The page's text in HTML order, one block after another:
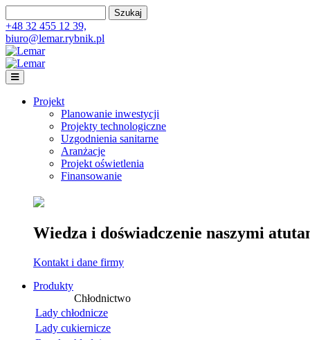
Formularz wyszukiwania
+48 32 455 12 39,
biuro@lemar.rybnik.pl
Lemar
Projekt
Planowanie inwestycji
Projekty technologiczne
Uzgodnienia sanitarne
Aranżacje
Projekt oświetlenia
Finansowanie
Wiedza i doświadczenie naszymi
Kontakt i dane firmy
Produkty
Chłodnictwo
Lady chłodnicze
Lady cukiernicze